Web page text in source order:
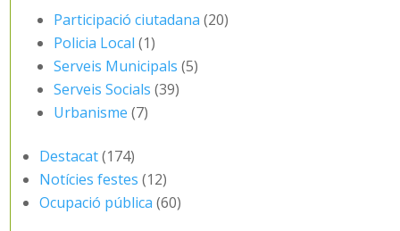
Participació ciutadana (20)
Policia Local (1)
Serveis Municipals (5)
Serveis Socials (39)
Urbanisme (7)
Destacat(174)
Notícies festes (12)
Ocupació pública (60)